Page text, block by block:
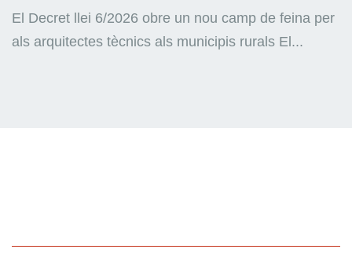
El Decret llei 6/2026 obre un nou camp de feina per
als arquitectes tècnics als municipis rurals El...